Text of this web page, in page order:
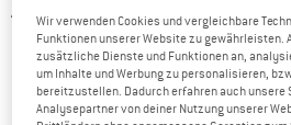
Ausrüstung wohl zuerst denkt, sind
bei Bergstiefeln und Wanderschuhen
omnipräsent – und natürlich
man nach tierfreien Alternativen
Wir verwenden Cookies und vergleichbare
Funktionen unserer Website zu gewährleisten.
zusätzliche Dienste und Funktionen an,
um Inhalte und Werbung zu personalisieren,
bereitzustellen. Dadurch erfahren auch unsere
Analysepartner von deiner Nutzung unserer